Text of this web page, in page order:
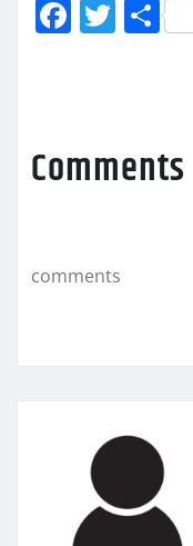
F
b
o
k
T
r
Μ
σ
τ
Comments
comments